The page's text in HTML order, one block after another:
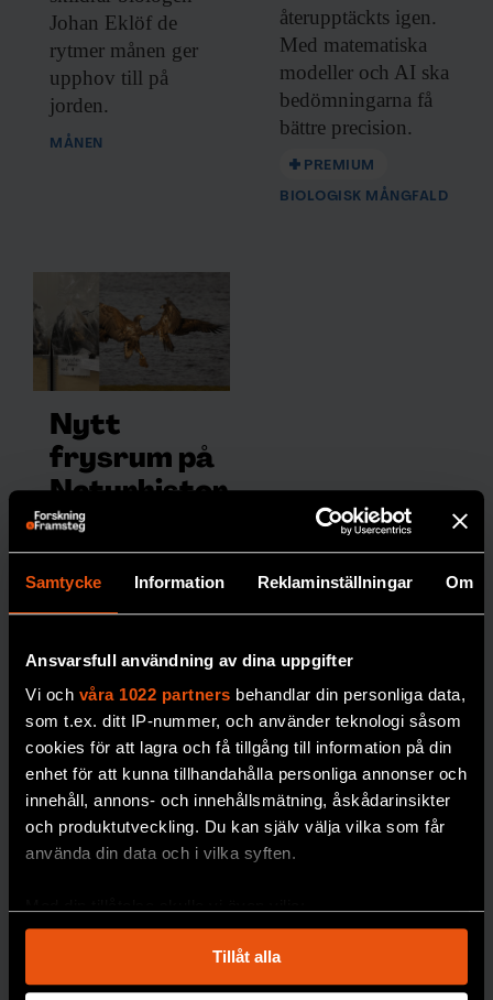
Samtycke Information Reklaminställningar Om
Ansvarsfull användning av dina uppgifter
Vi och våra 1022 partners behandlar din personliga data,
som t.ex. ditt IP-nummer, och använder teknologi såsom
cookies för att lagra och få tillgång till information på din
enhet för att kunna tillhandahålla personliga annonser och
innehåll, annons- och innehållsmätning, åskådarinsikter
och produktutveckling. Du kan själv välja vilka som får
använda din data och i vilka syften.
som kan ha en noggrannhet på upp till flera meter
Identifiera din enhet genom att aktivt skanna den
Tillåt alla
Johan Eklöf de
rytmer månen ger
upphov till på
jorden.
MÅNEN
återupptäckts igen.
Med matematiska
modeller och AI ska
bedömningarna få
bättre precision.
PREMIUM
BIOLOGISK MÅNGFALD
Nytt
frysrum på
Naturhistor
iska säkrar
forskning
om
miljögifter
Miljöprovbanken vid
Naturhistoriska
riksmuseet är en av
världens äldsta och
mest omfattande. Nu
behöver den byggas
ut.
PREMIUM GIFTER